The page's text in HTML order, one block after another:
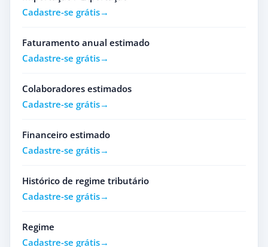
Cadastre-se grátis
Faturamento anual estimado
Cadastre-se grátis
Colaboradores estimados
Cadastre-se grátis
Financeiro estimado
Cadastre-se grátis
Histórico de regime tributário
Cadastre-se grátis
Regime
Cadastre-se grátis